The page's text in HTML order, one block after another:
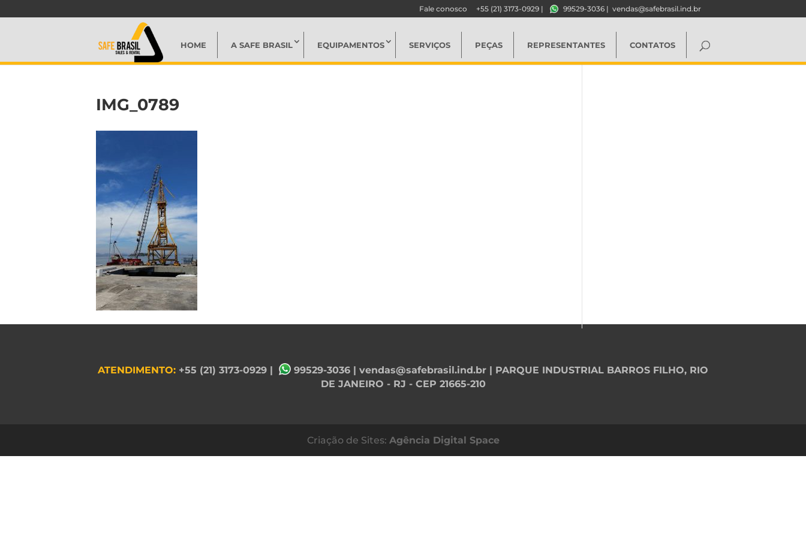
Fale conosco +55 (21) 3173-0929 | 99529-3036 | vendas@safebrasil.ind.br
HOME A SAFE BRASIL EQUIPAMENTOS SERVIÇOS PEÇAS REPRESENTANTES CONTATOS
IMG_0789
ATENDIMENTO: +55 (21) 3173-0929 | 99529-3036 | vendas@safebrasil.ind.br | PARQUE INDUSTRIAL BARROS FILHO, RIO
DE JANEIRO - RJ - CEP 21665-210
Criação de Sites: Agência Digital Space